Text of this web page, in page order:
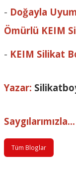
- Doğayla
Ömürlü KEIM
- KEIM Silikat
Yazar:
Saygılarımızla...
Tüm Bloglar